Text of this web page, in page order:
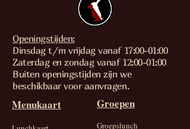
Openingstijden:
Dinsdag t/m vrijdag vanaf 17:00-01:00
Zaterdag en zondag vanaf 12:00-01:00
Buiten openingstijden zijn we
beschikbaar voor aanvragen.
Menukaart Groepen
Groepslunch